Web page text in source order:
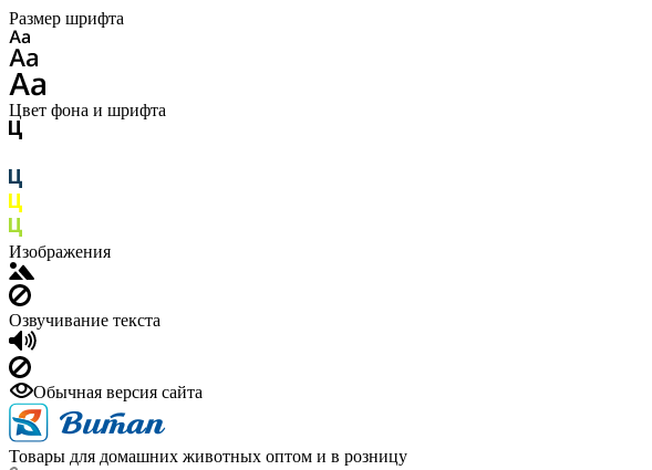
Размер шрифта
Цвет фона и шрифта
Изображения
Озвучивание текста
Обычная версия сайта
Товары для домашних животных оптом и в розницу